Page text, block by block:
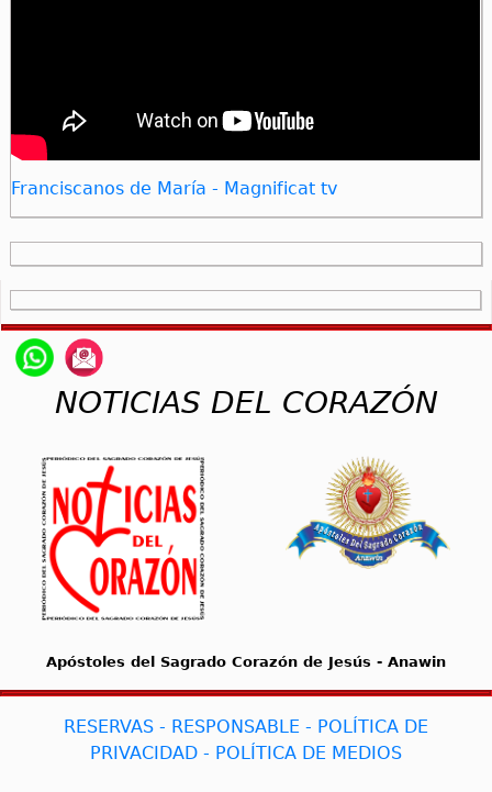
Franciscanos de María - Magnificat tv
NOTICIAS DEL CORAZÓN
Apóstoles del Sagrado Corazón de Jesús - Anawin
RESERVAS - RESPONSABLE - POLÍTICA DE
PRIVACIDAD - POLÍTICA DE MEDIOS